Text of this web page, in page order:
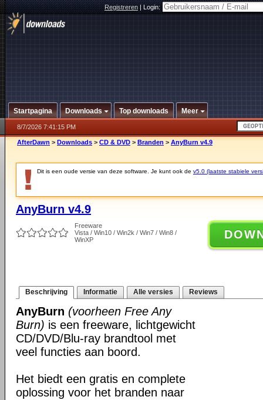
Registreren|Login:
Startpagina Downloads Top downloads Meer
8/7/2026 7:41:15 PM
AfterDawn > Downloads > CD & DVD > Branden > AnyBurn v4.9
Dit is een oude versie van deze software. Je kunt ook de v5.0 (laatste stabiele
AnyBurn v4.9
Freeware
Vista / Win10 / Win2k / Win7 / Win8 /
WinXP
Beschrijving Informatie Alle versies Reviews
AnyBurn (voorheen Free Any
Burn) is een freeware, lichtgewicht
CD/DVD/Blu-ray brandtool met
veel functies aan boord.
Het biedt een gratis en complete
oplossing voor het branden naar